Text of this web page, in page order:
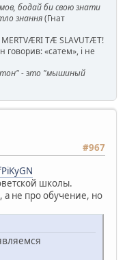
бодай би свою знати
знання(Гнат
MERTVÆRI TÆ SLAVUTÆT!
говорив: «сатем», і не
- это "мышиный
#967
школы.
а не про обучение, но